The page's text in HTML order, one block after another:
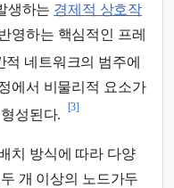
생하는 경제적 상호작
영하는 핵심적인 프레
적 네트워크의 범주에
에서 비물리적 요소가
성된다.
[3]
치 방식에 따라 다양
개 이상의 노드가두